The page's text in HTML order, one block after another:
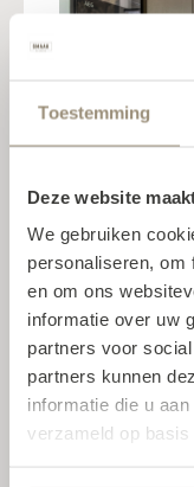
Toestemming
Deze website
We gebruiken
personaliseren, om
en om ons
informatie over uw
partners voor
partners kunnen
informatie die u
verzameld op basis
Ze
Wat ook
Daarmee
precies
de vloer.